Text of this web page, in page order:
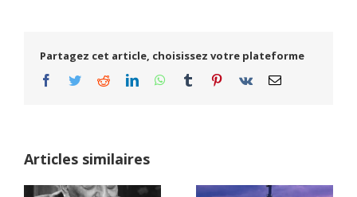
Partagez cet article, choisissez votre plateforme
Facebook
TwitterRedditLinkedInWhatsApp
Tumblr Pinterest
Vk Email
Articles similaires